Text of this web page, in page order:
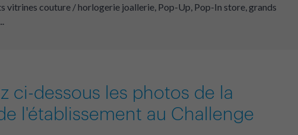
vitrines couture / horlogerie joallerie, Pop-Up, Pop-In store, grands
ci-dessous les photos de la
l'établissement au Challenge